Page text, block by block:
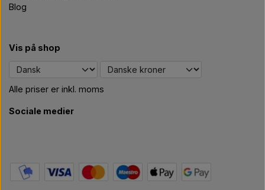
Blog
Vis på shop
Alle priser er inkl. moms
Sociale medier